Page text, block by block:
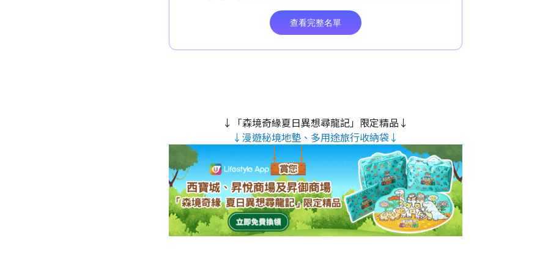
↓「森境奇緣夏日異想尋龍記」限定精品↓
↓漫遊秘境地墊、多用途旅行收納袋↓